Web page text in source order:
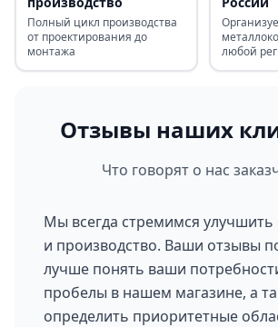
Полный цикл производства
от проектирования до
монтажа
любой
Отзывы наших
Что говорят о нас
Мы всегда стремимся улучшить
и производство. Ваши отзывы
лучше понять ваши
пробелы в нашем магазине, а
определить приоритетные